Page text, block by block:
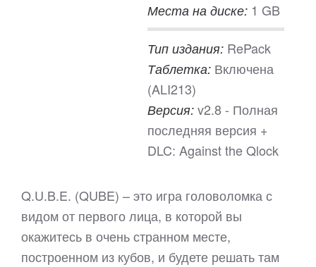
Места на диске: 1 GB
Тип издания: RePack
Таблетка: Включена
(ALI213)
Версия: v2.8 - Полная
последняя версия +
DLC: Against the Qlock
Q.U.B.E. (QUBE) – это игра головоломка с
видом от первого лица, в которой вы
окажитесь в очень странном месте,
построенном из кубов, и будете решать там